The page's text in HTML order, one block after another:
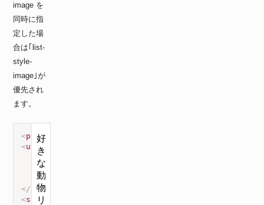
image を
同時に指
定した場
合は｢list-
style-
image｣が
優先され
ます。
<p> 好きな動物リストです
<ul
>
<
li
<
li
< li>
</ ul>
<style